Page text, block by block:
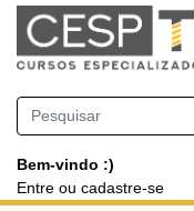
Bem-vindo :)
Entre ou cadastre-se